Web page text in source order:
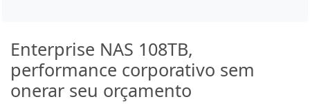
Enterprise NAS 108TB,
performance corporativo sem
onerar seu orçamento